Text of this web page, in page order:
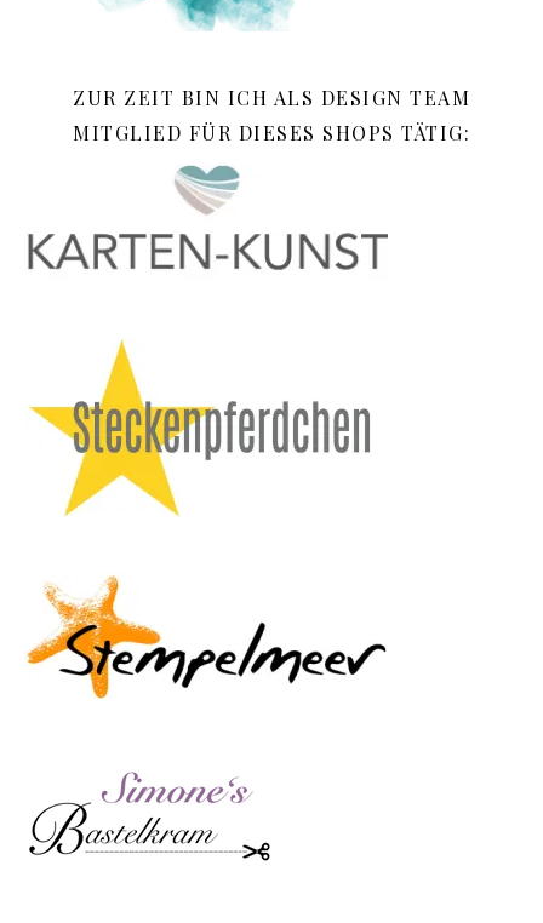
ZUR ZEIT BIN ICH ALS DESIGN TEAM
MITGLIED FÜR DIESES SHOPS TÄTIG: